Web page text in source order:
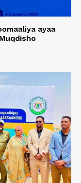
ayaa